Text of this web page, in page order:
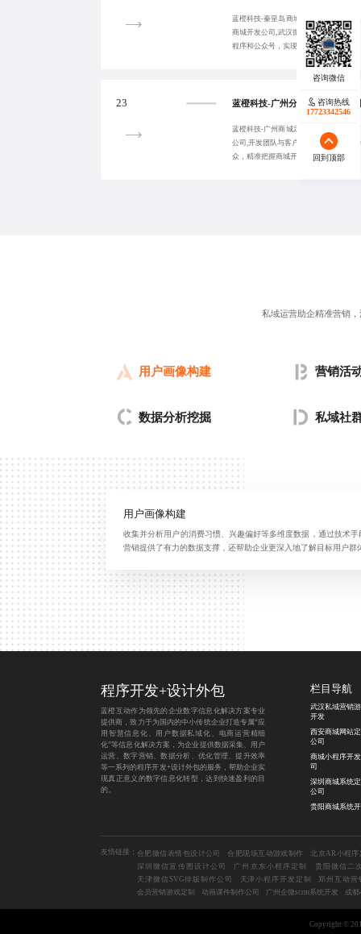
蓝橙科技-秦皇岛商城二次开发公司,武
商城开发公司,武汉微商城开发公司,支
程序和公众号，实现全渠道覆盖。
23
蓝橙科技-广州商城定制开发|玉林跨境
公司,开发团队与客户深入沟通，全面了
众，精准把握商城开发需求。
私域运营助企精准营销
用户画像构建 营销活
数据分析挖掘 私域社
用户画像构建
收集并分析用户的消费习惯、兴趣偏好等多维度数据，通过技术
营销提供了有力的数据支撑，还帮助企业更深入地了解目标用户
咨询热线
17723342546
回到顶部
程序开发+设计外包
蓝橙互动作为领先的企业数字信息化解决方案专业
提供商，致力于为国内的中小传统企业打造专属“应
用智慧信息化、用户数据私域化、电商运营精细
化”等信息化解决方案，为企业提供数据采集、用户
运营、数字营销、数据分析、优化管理、提升效率
等一系列的程序开发+设计外包的服务，帮助企业实
现真正意义的数字信息化转型，达到快速盈利的目
的。
栏目导航
武汉私域营销
开发
西安商城网站
公司
商城小程序开
司
深圳商城系统
公司
贵阳商城系统
友情链接： 合肥微信表情包设计公司 合肥现场互动游戏制作
北京AR小程序
深圳微信宣传图设计公司
广州京东小程序定制
贵阳微信二
天津微信SVG排版制作公司
天津小程序开发定制
郑州互动营
会员营销游戏定制
动画课件制作公司 广州企微scrm系统开发 成
Copyright ©